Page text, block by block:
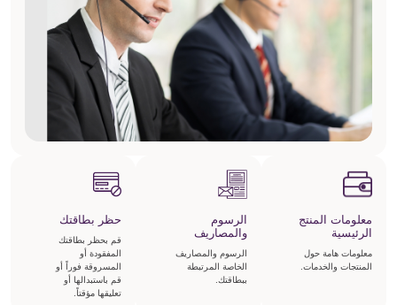
معلومات المنتج
الرئيسية
معلومات هامة حول
المنتجات والخدمات.
الرسوم
والمصاريف
الرسوم والمصاريف
الخاصة المرتبطة
ببطاقتك.
حظر بطاقتك
قم بحظر بطاقتك
المفقودة أو
المسروقة فوراً أو
قم باستبدالها أو
تعليقها مؤقتاً.